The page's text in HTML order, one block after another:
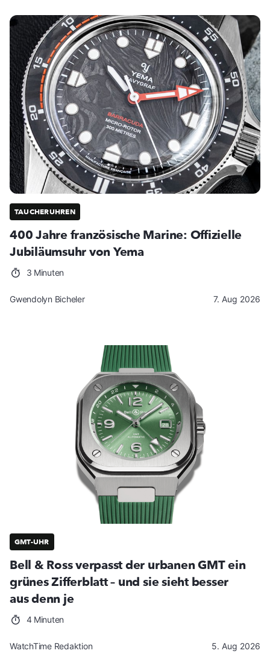
TAUCHERUHREN
400 Jahre französische Marine: Offizielle
Jubiläumsuhr von Yema
3 Minuten
Gwendolyn Bicheler 7. Aug 2026
GMT-UHR
Bell & Ross verpasst der urbanen GMT ein
grünes Zifferblatt – und sie sieht besser
aus denn je
4 Minuten
WatchTime Redaktion 5. Aug 2026